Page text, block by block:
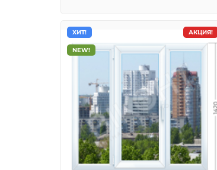
АКЦИЯ!
ХИТ!
NEW!